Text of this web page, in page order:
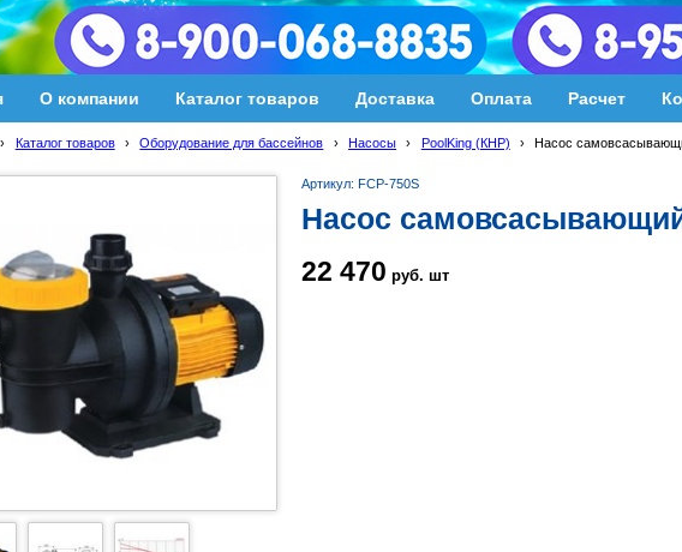
О компании Каталог товаров Доставка Оплата Расчет
› Каталог товаров › Оборудование для бассейнов › Насосы › PoolKing (КНР) › Насос
Артикул: FCP-750S
Насос самовсасывающий
22 470 руб. шт